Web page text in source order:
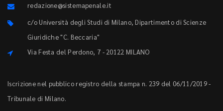
redazione@sistemapenale.it
c/o Università degli Studi di Milano, Dipartimento di Scienze
Giuridiche "C. Beccaria"
Via Festa del Perdono, 7 - 20122 MILANO
Iscrizione nel pubblico registro della stampa n. 239 del 06/11/2019 -
Tribunale di Milano.